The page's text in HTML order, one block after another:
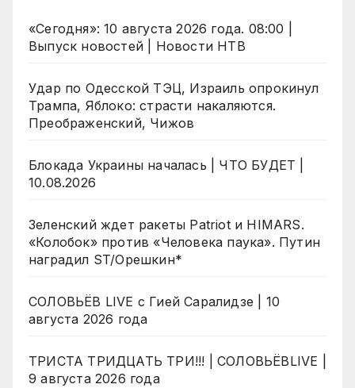
«Сегодня»: 10 августа 2026 года. 08:00 |
Выпуск новостей | Новости НТВ
Удар по Одесской ТЭЦ, Израиль опрокинул
Трампа, Яблоко: страсти накаляются.
Преображенский, Чижов
Блокада Украины началась | ЧТО БУДЕТ |
10.08.2026
Зеленский ждет ракеты Patriot и HIMARS.
«Колобок» против «Человека паука». Путин
наградил ST/Орешкин*
СОЛОВЬЁВ LIVE с Гией Саралидзе | 10
августа 2026 года
ТРИСТА ТРИДЦАТЬ ТРИ!!! | СОЛОВЬЁВLIVE |
9 августа 2026 года